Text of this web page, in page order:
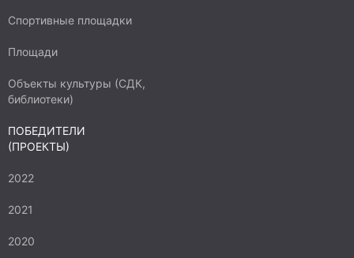
Спортивные площадки
Площади
Объекты культуры (СДК,
библиотеки)
ПОБЕДИТЕЛИ
(ПРОЕКТЫ)
2022
2021
2020